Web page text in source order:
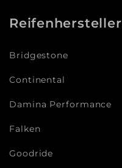
Reifenhersteller
Bridgestone
Continental
Damina Performance
Falken
Goodride